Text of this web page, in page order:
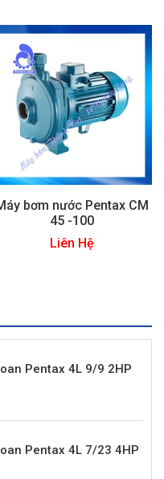
bơm nước Pentax CM
45 -100
Liên Hệ
Pentax 4L 9/9 2HP
Pentax 4L 7/23 4HP